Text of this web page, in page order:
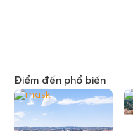
Điểm đến phổ biến